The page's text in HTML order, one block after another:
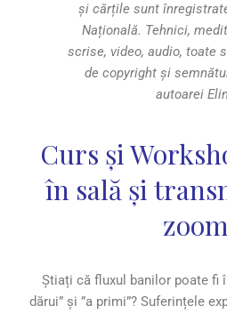
și cărțile sunt
Națională. Tehnici,
scrise, video, audio, toate
de copyright și
autoarei
Curs și
în sală și
Știați că fluxul banilor poate fi
dărui” și ”a primi”? Suferințele